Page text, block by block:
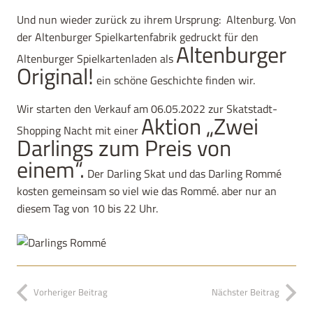
Und nun wieder zurück zu ihrem Ursprung: Altenburg. Von
der Altenburger Spielkartenfabrik gedruckt für den
Altenburger Spielkartenladen als Altenburger
Original! ein schöne Geschichte finden wir.
Wir starten den Verkauf am 06.05.2022 zur Skatstadt-
Shopping Nacht mit einer Aktion „Zwei
Darlings zum Preis von
einem“. Der Darling Skat und das Darling Rommé
kosten gemeinsam so viel wie das Rommé. aber nur an
diesem Tag von 10 bis 22 Uhr.
Vorheriger Beitrag Nächster Beitrag